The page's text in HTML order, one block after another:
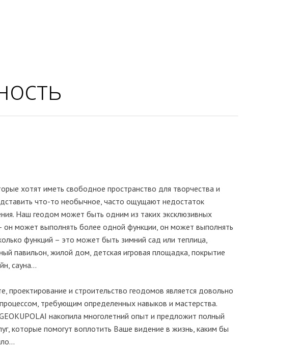
хотят иметь свободное пространство для творчества и
что-то необычное, часто ощущают недостаток
Наш геодом может быть одним из таких эксклюзивных
он может выполнять более одной функции, он может выполнять
функций – это может быть зимний сад или теплица,
павильон, жилой дом, детская игровая площадка, покрытие
сауна…
проектирование и строительство геодомов является довольно
требующим определенных навыков и мастерства.
накопила многолетний опыт и предложит полный
которые помогут воплотить Ваше видение в жизнь, каким бы